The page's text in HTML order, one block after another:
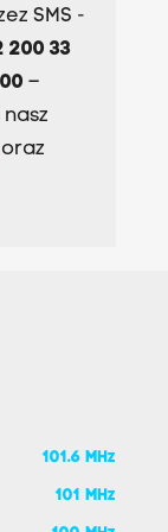
SMS -
200 33
–
101.6 MHz
101 MHz